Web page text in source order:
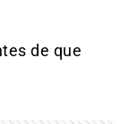
de que